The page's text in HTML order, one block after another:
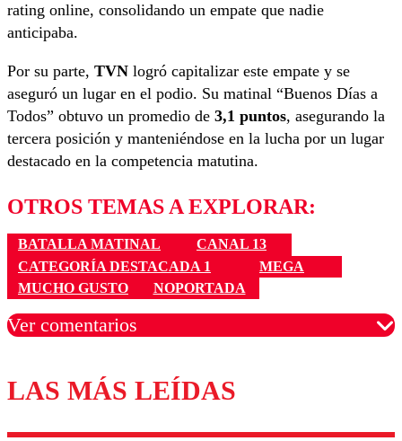
rating online, consolidando un empate que nadie
anticipaba.
Por su parte, TVN logró capitalizar este empate y se
aseguró un lugar en el podio. Su matinal “Buenos Días a
Todos” obtuvo un promedio de 3,1 puntos, asegurando la
tercera posición y manteniéndose en la lucha por un lugar
destacado en la competencia matutina.
OTROS TEMAS A EXPLORAR:
BATALLA MATINAL
CANAL 13
CATEGORÍA DESTACADA 1
MEGA
MUCHO GUSTO
NOPORTADA
Ver comentarios
Los comentarios son moderados para garantizar un
diálogo respetuoso.
LAS MÁS LEÍDAS